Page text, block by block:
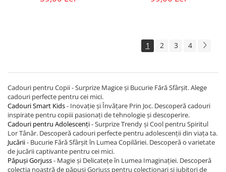
1 2 3 4
Cadouri pentru Copii - Surprize Magice și Bucurie Fără Sfârșit. Alege
cadouri perfecte pentru cei mici.
Cadouri Smart Kids- Inovație și Învățare Prin Joc. Descoperă cadouri
inspirate pentru copiii pasionați de tehnologie și descoperire.
Cadouri pentru Adolescenți- Surprize Trendy și Cool pentru Spiritul
Lor Tânăr. Descoperă cadouri perfecte pentru adolescenții din viața ta.
Jucării- Bucurie Fără Sfârșit în Lumea Copilăriei. Descoperă o varietate
de jucării captivante pentru cei mici.
Păpuși Gorjuss- Magie și Delicatețe în Lumea Imaginației. Descoperă
colecția noastră de păpuși Gorjuss pentru colecționari și iubitori de